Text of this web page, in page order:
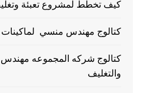
كيف تخطط لمشروع تعبئة
كتالوج مهندس منسي لماكينات
كتالوج شركه المجموعه مهندس
والتغليف